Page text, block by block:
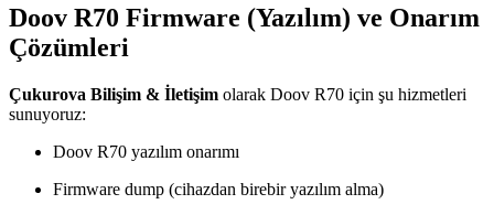
Doov R70 Firmware (Yazılım) ve Onarım
Çözümleri
Çukurova Bilişim & İletişim olarak Doov R70 için şu hizmetleri
sunuyoruz:
Doov R70 yazılım onarımı
Firmware dump (cihazdan birebir yazılım alma)